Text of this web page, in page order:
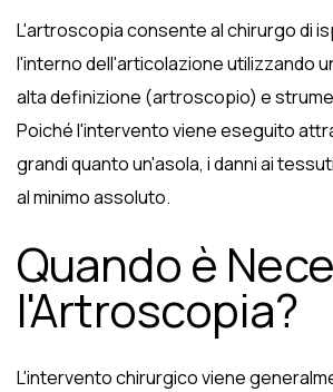
L'artroscopia consente al chirurgo di
l'interno dell'articolazione utilizzando
alta definizione (artroscopio) e
Poiché l'intervento viene eseguito
grandi quanto un'asola, i danni ai
al minimo assoluto.
Quando è
l'Artroscopia?
L'intervento chirurgico viene